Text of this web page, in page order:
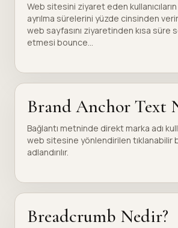
Web sitesini ziyaret eden
ayrılma sürelerini yüzde cinsinden verir.
web sayfasını ziyaretinden kısa süre
etmesi bounce...
Brand Anchor Text
Bağlantı metninde direkt marka adı
web sitesine yönlendirilen tıklanabilir
adlandırılır.
Breadcrumb Nedir?